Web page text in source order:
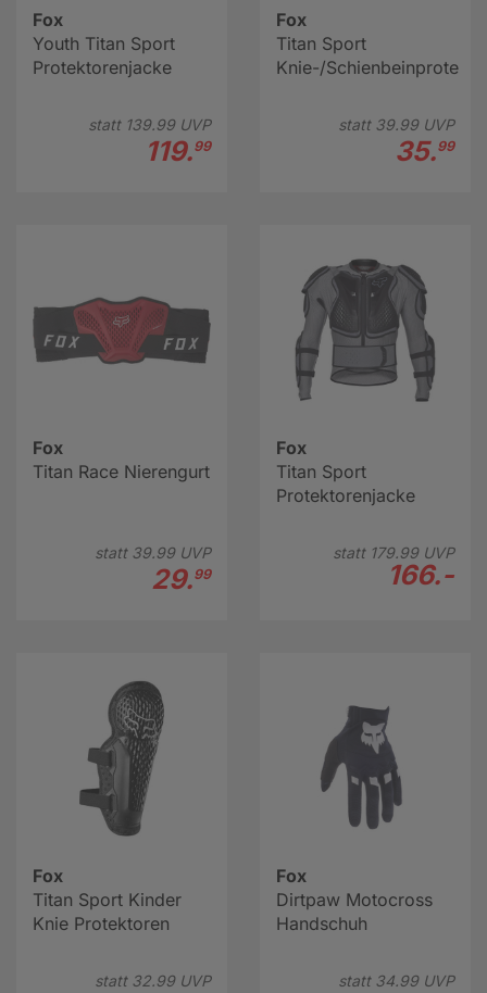
Fox
Youth Titan Sport
Protektorenjacke
statt 139.99UVP
119.99
Fox
Titan Sport
Knie-/
statt 39.99UVP
35.99
Fox
Titan Race Nierengurt
statt 39.99UVP
29.99
Fox
Titan Sport
Protektorenjacke
statt 179.99UVP
166.-
Fox
Titan Sport Kinder
Knie Protektoren
statt 32.99UVP
Fox
Dirtpaw Motocross
Handschuh
statt 34.99UVP